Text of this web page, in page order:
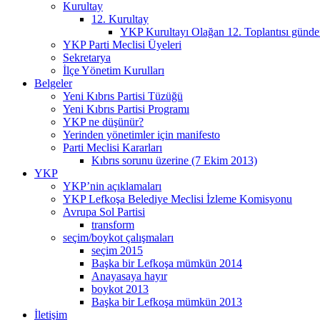
Kurultay
12. Kurultay
YKP Kurultayı Olağan 12. Toplantısı
YKP Parti Meclisi Üyeleri
Sekretarya
İlçe Yönetim Kurulları
Belgeler
Yeni Kıbrıs Partisi Tüzüğü
Yeni Kıbrıs Partisi Programı
YKP ne düşünür?
Yerinden yönetimler için manifesto
Parti Meclisi Kararları
Kıbrıs sorunu üzerine (7 Ekim 2013)
YKP
YKP’nin açıklamaları
YKP Lefkoşa Belediye Meclisi İzleme Komisyonu
Avrupa Sol Partisi
transform
seçim/boykot çalışmaları
seçim 2015
Başka bir Lefkoşa mümkün 2014
Anayasaya hayır
boykot 2013
Başka bir Lefkoşa mümkün 2013
İletişim